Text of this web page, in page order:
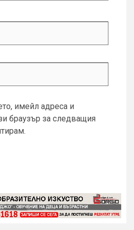
имейл адреса и
браузър за следващия